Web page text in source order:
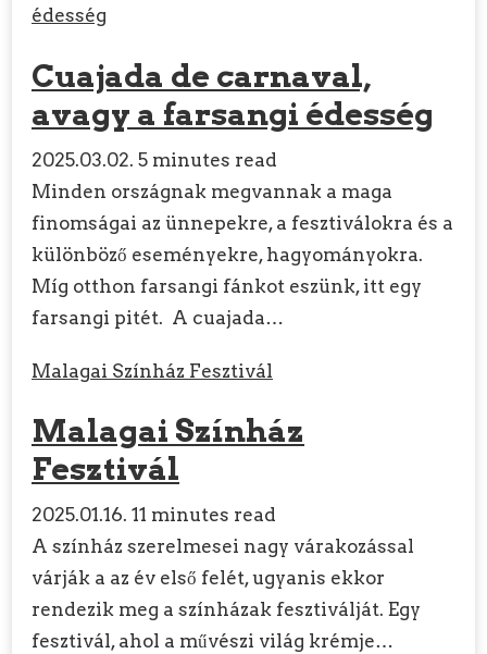
édesség
Cuajada de carnaval,
avagy a farsangi édesség
2025.03.02. 5 minutes read
Minden országnak megvannak a maga
finomságai az ünnepekre, a fesztiválokra és a
különböző eseményekre, hagyományokra.
Míg otthon farsangi fánkot eszünk, itt egy
farsangi pitét. A cuajada…
Malagai Színház Fesztivál
Malagai Színház
Fesztivál
2025.01.16. 11 minutes read
A színház szerelmesei nagy várakozással
várják a az év első felét, ugyanis ekkor
rendezik meg a színházak fesztiválját. Egy
fesztivál, ahol a művészi világ krémje…